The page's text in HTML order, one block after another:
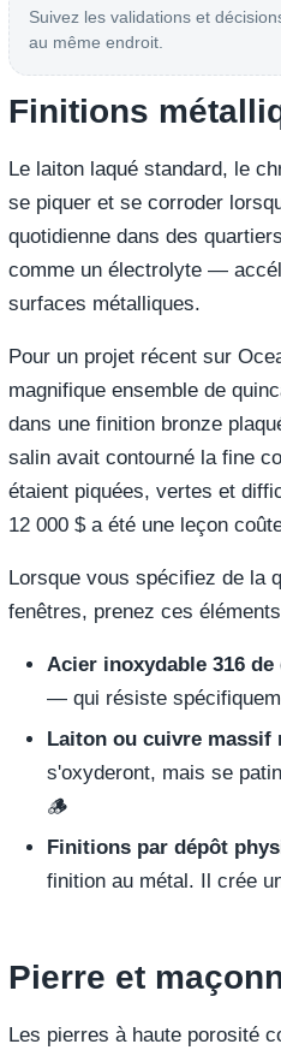
Suivez les validations et
au même endroit.
Finitions
Le laiton laqué standard, le
se piquer et se corroder
quotidienne dans des
comme un électrolyte —
surfaces métalliques.
Pour un projet récent sur
magnifique ensemble de
dans une finition bronze
salin avait contourné la fine
étaient piquées, vertes et
12 000 $ a été une leçon
Lorsque vous spécifiez de la
fenêtres, prenez ces
Acier inoxydable 316
— qui résiste
Laiton ou cuivre massif
s'oxyderont, mais se
🪵
Finitions par dépôt
finition au métal. Il crée
Pierre et
Les pierres à haute porosité